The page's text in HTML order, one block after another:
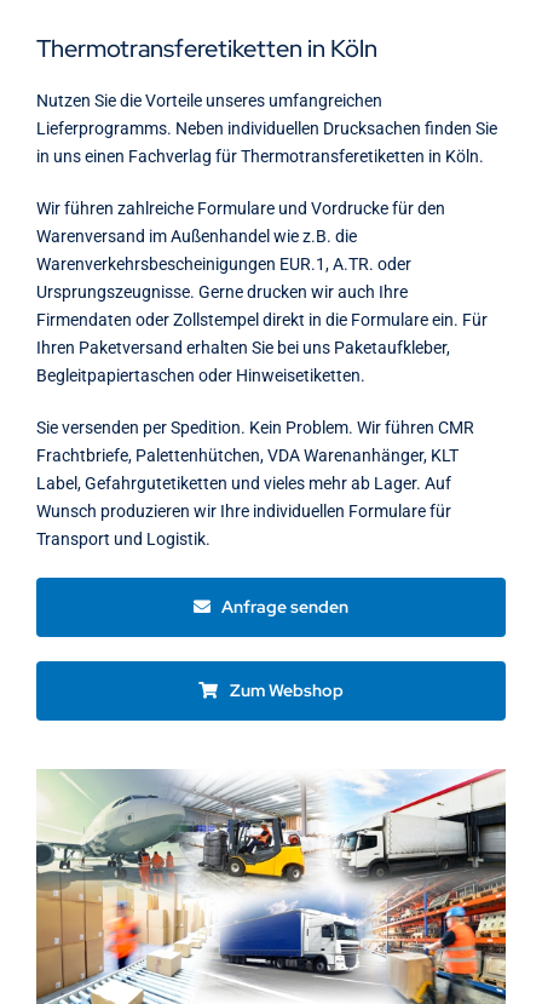
Thermotransferetiketten in Köln
Nutzen Sie die Vorteile unseres umfangreichen
Lieferprogramms. Neben individuellen Drucksachen finden Sie
in uns einen Fachverlag für Thermotransferetiketten in Köln.
Wir führen zahlreiche Formulare und Vordrucke für den
Warenversand im Außenhandel wie z.B. die
Warenverkehrsbescheinigungen EUR.1, A.TR. oder
Ursprungszeugnisse. Gerne drucken wir auch Ihre
Firmendaten oder Zollstempel direkt in die Formulare ein. Für
Ihren Paketversand erhalten Sie bei uns Paketaufkleber,
Begleitpapiertaschen oder Hinweisetiketten.
Sie versenden per Spedition. Kein Problem. Wir führen CMR
Frachtbriefe, Palettenhütchen, VDA Warenanhänger, KLT
Label, Gefahrgutetiketten und vieles mehr ab Lager. Auf
Wunsch produzieren wir Ihre individuellen Formulare für
Transport und Logistik.
Anfrage senden
Zum Webshop